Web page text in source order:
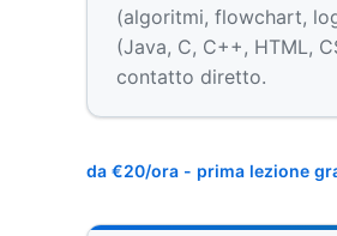
(algoritmi, flowchart,
(Java, C, C++, HTML,
contatto diretto.
da €20/ora - prima lezione